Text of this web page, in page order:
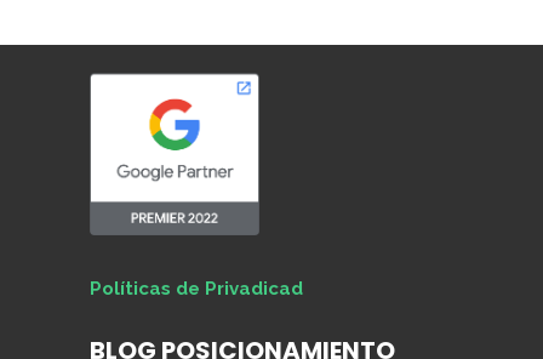
Políticas de Privadicad
BLOG POSICIONAMIENTO